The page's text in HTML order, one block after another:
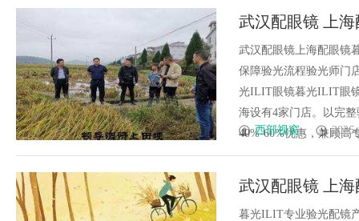
武汉配眼镜 上
武汉配眼镜上海配眼镜
保障验光流程验光师门
光ILIT眼镜暮光ILIT眼
海设有4家门店。以完
40%-60%优惠，兼顾高
西部视窗
武汉配眼镜 上
暮光ILIT专业验光配镜